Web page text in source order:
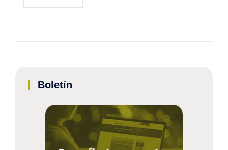
Boletín